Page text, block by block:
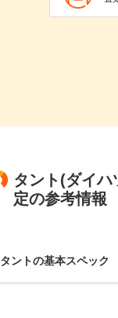
タント(ダイ
定の参考情報
タントの基本スペック